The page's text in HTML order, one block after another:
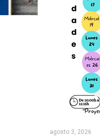
agosto 3, 2026